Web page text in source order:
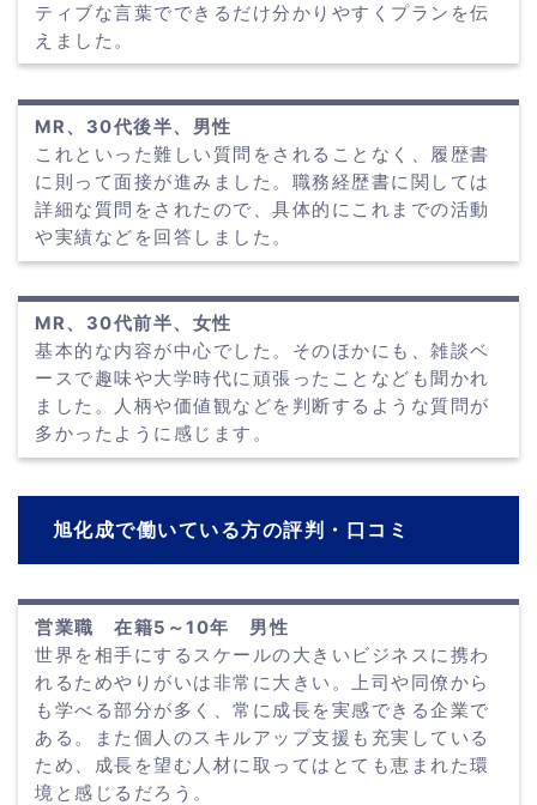
ティブな言葉でできるだけ分かりやすくプランを伝
えました。
MR、30代後半、男性
これといった難しい質問をされることなく、履歴書
に則って面接が進みました。職務経歴書に関しては
詳細な質問をされたので、具体的にこれまでの活動
や実績などを回答しました。
MR、30代前半、女性
基本的な内容が中心でした。そのほかにも、雑談ベ
ースで趣味や大学時代に頑張ったことなども聞かれ
ました。人柄や価値観などを判断するような質問が
多かったように感じます。
旭化成で働いている方の評判・口コミ
営業職 在籍5～10年 男性
世界を相手にするスケールの大きいビジネスに携わ
れるためやりがいは非常に大きい。上司や同僚から
も学べる部分が多く、常に成長を実感できる企業で
ある。また個人のスキルアップ支援も充実している
ため、成長を望む人材に取ってはとても恵まれた環
境と感じるだろう。